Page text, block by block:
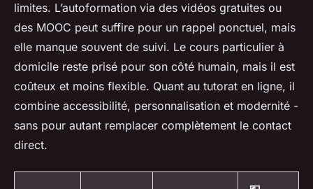
limites. L’autoformation via des vidéos gratuites ou
des MOOC peut suffire pour un rappel ponctuel, mais
elle manque souvent de suivi. Le cours particulier à
domicile reste prisé pour son côté humain, mais il est
coûteux et moins flexible. Quant au tutorat en ligne, il
combine accessibilité, personnalisation et modernité -
sans pour autant remplacer complètement le contact
direct.